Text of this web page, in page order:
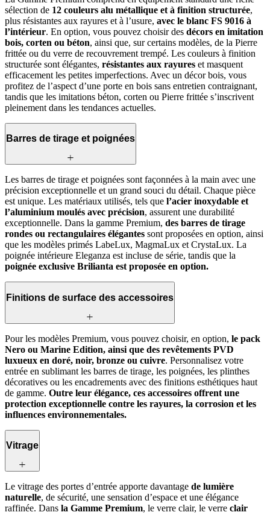
sélection de 12 couleurs alu métallique et à finition structurée,
plus résistantes aux rayures et à l’usure, avec le blanc FS 9016 à
l’intérieur. En option, vous pouvez choisir des décors en imitation
bois, corten ou béton, ainsi que, sur certains modèles, de la Pierre
frittée ou du verre de recouvrement trempé. Les couleurs à finition
structurée sont élégantes, résistantes aux rayures et masquent
efficacement les petites imperfections. Avec un décor bois, vous
profitez de l’aspect d’une porte en bois sans entretien contraignant,
tandis que les imitations béton, corten ou Pierre frittée s’inscrivent
pleinement dans les tendances actuelles.
Barres de tirage et poignées
Les barres de tirage et poignées sont façonnées à la main avec une
précision exceptionnelle et un grand souci du détail. Chaque pièce
est unique. Les matériaux utilisés, tels que l’acier inoxydable et
l’aluminium moulés avec précision, assurent une durabilité
exceptionnelle. Dans la gamme Premium, des barres de tirage
rondes ou rectangulaires élégantes sont proposées en option, ainsi
que les modèles primés LabeLux, MagmaLux et CrystaLux. La
poignée intérieure Eleganza est incluse de série, tandis que la
poignée exclusive Brilianta est proposée en option.
Finitions de surface des accessoires
Pour les modèles Premium, vous pouvez choisir, en option, le pack
Nero ou Marine Edition, ainsi que des revêtements PVD
luxueux en doré, noir, bronze ou cuivre. Personnalisez votre
entrée en sublimant les barres de tirage, les poignées, les plinthes
décoratives ou les encadrements avec des finitions esthétiques haut
de gamme. Outre leur élégance, ces accessoires offrent une
protection exceptionnelle contre les rayures, la corrosion et les
influences environnementales.
Vitrage
Le vitrage des portes d’entrée apporte davantage de lumière
naturelle, de sécurité, une sensation d’espace et une élégance
raffinée. Dans la Gamme Premium, le verre clair, le verre clair